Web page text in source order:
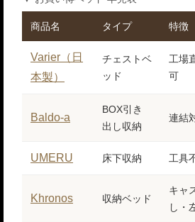
商品名 タイプ 特徴
Varier（日
本製）
チェストベ
ッド
工場
可
Baldo-a
BOX引き
出し収納
連結
UMERU 床下収納 工具
Khronos 収納ベッド
キャ
し・